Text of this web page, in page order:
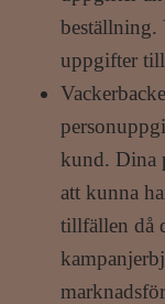
beställning.
uppgifter
kund. Dina
att kunna
tillfällen då